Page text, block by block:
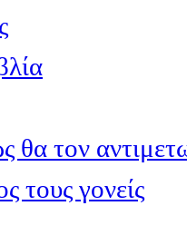
θα τον
τους γονείς